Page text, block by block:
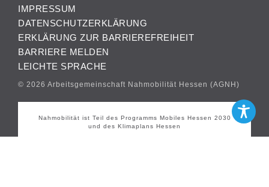
IMPRESSUM
DATENSCHUTZERKLÄRUNG
ERKLÄRUNG ZUR BARRIEREFREIHEIT
BARRIERE MELDEN
LEICHTE SPRACHE
© 2026 Arbeitsgemeinschaft Nahmobilität Hessen (AGNH)
Nahmobilität ist Teil des Programms Mobiles Hessen 2030
und des Klimaplans Hessen